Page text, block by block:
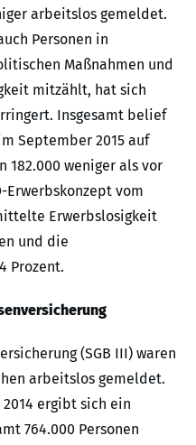
arbeitslos gemeldet.
Personen in
Maßnahmen und
mitzählt, hat sich
Insgesamt belief
September 2015 auf
182.000 weniger als vor
Erwerbskonzept vom
Erwerbslosigkeit
und die
Prozent.
(SGB III) waren
arbeitslos gemeldet.
ergibt sich ein
764.000 Personen